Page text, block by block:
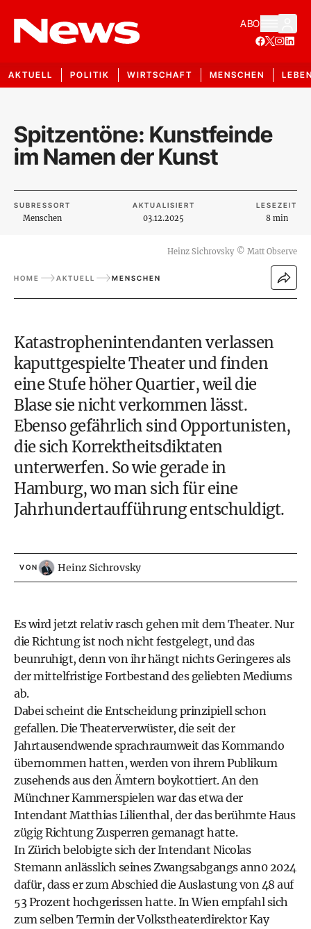
ABO
AKTUELL POLITIK WIRTSCHAFT MENSCHEN
Spitzentöne: Kunstfeinde
im Namen der Kunst
SUBRESSORT
Menschen
AKTUALISIERT
03.12.2025
LESEZEIT
8 min
Heinz Sichrovsky © Matt Observe
HOME AKTUELL MENSCHEN
Katastrophenintendanten verlassen
kaputtgespielte Theater und finden
eine Stufe höher Quartier, weil die
Blase sie nicht verkommen lässt.
Ebenso gefährlich sind Opportunisten,
die sich Korrektheitsdiktaten
unterwerfen. So wie gerade in
Hamburg, wo man sich für eine
Jahrhundertaufführung entschuldigt.
VON Heinz Sichrovsky
Es wird jetzt relativ rasch gehen mit dem Theater. Nur
die Richtung ist noch nicht festgelegt, und das
beunruhigt, denn von ihr hängt nichts Geringeres als
der mittelfristige Fortbestand des geliebten Mediums
ab.
Dabei scheint die Entscheidung prinzipiell schon
gefallen. Die Theaterverwüster, die seit der
Jahrtausendwende sprachraumweit das Kommando
übernommen hatten, werden von ihrem Publikum
zusehends aus den Ämtern boykottiert. An den
Münchner Kammerspielen war das etwa der
Intendant Matthias Lilienthal, der das berühmte Haus
zügig Richtung Zusperren gemanagt hatte.
In Zürich belobigte sich der Intendant Nicolas
Stemann anlässlich seines Zwangsabgangs ann0 2024
dafür, dass er zum Abschied die Auslastung von 48 auf
53 Prozent hochgerissen hatte. In Wien empfahl sich
zum selben Termin der Volkstheaterdirektor Kay